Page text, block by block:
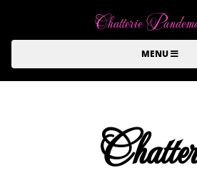
Chatterie
MENU